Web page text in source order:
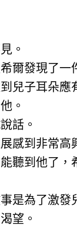
。
爾發現了一
兒子耳朵應
。
話。
感到非常高
聽到他了，
是為了激發
望。